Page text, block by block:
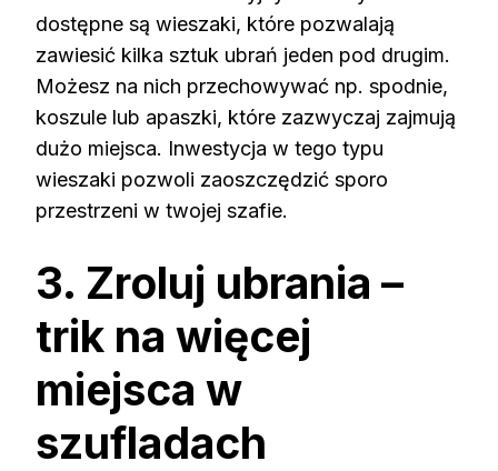
dostępne są wieszaki, które pozwalają
zawiesić kilka sztuk ubrań jeden pod drugim.
Możesz na nich przechowywać np. spodnie,
koszule lub apaszki, które zazwyczaj zajmują
dużo miejsca. Inwestycja w tego typu
wieszaki pozwoli zaoszczędzić sporo
przestrzeni w twojej szafie.
3. Zroluj ubrania –
trik na więcej
miejsca w
szufladach